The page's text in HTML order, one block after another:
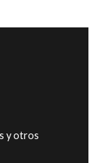
y otros